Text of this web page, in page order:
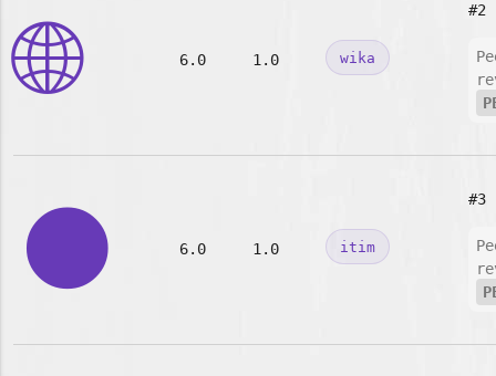
🌐 6.0 1.0 wika
#2
🌑 6.0 1.0 itim
#3